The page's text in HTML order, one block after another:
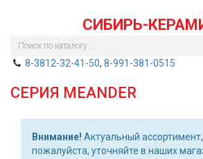
СИБИРЬ-
8-3812-32-41-50, 8-991-381-0515
СЕРИЯ MEANDER
Внимание! Актуальный
пожалуйста, уточняйте в наших